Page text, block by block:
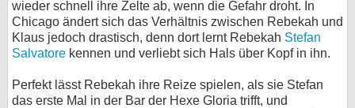
wieder schnell ihre Zelte ab, wenn die Gefahr droht. In
Chicago ändert sich das Verhältnis zwischen Rebekah und
Klaus jedoch drastisch, denn dort lernt Rebekah Stefan
Salvatore kennen und verliebt sich Hals über Kopf in ihn.
Perfekt lässt Rebekah ihre Reize spielen, als sie Stefan
das erste Mal in der Bar der Hexe Gloria trifft, und